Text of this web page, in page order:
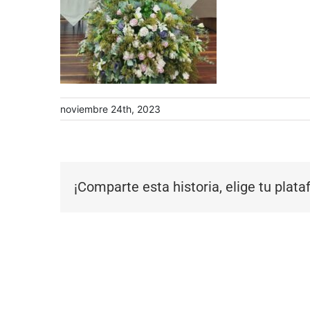
noviembre 24th, 2023
¡Comparte esta historia, elige tu